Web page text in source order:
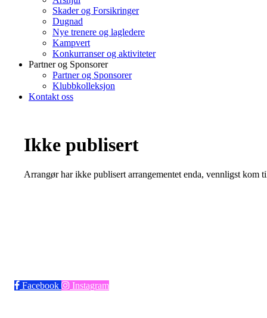
Skader og Forsikringer
Dugnad
Nye trenere og lagledere
Kampvert
Konkurranser og aktiviteter
Partner og Sponsorer
Partner og Sponsorer
Klubbkolleksjon
Kontakt oss
Ikke publisert
Arrangør har ikke publisert arrangementet enda, vennligst kom
Facebook Instagram